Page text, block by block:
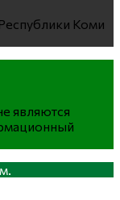
Коми
являются